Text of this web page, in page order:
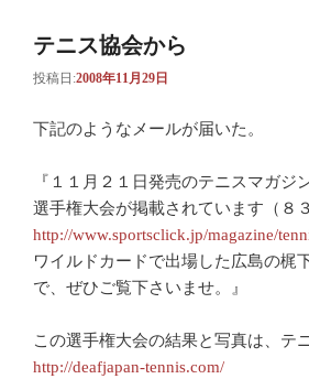
テニス協会から
投稿日:2008年11月29日
下記のようなメールが届いた。
『１１月２１日発売のテニスマガ
選手権大会が掲載されています（８
http://www.sportsclick.jp/magazine/
ワイルドカードで出場した広島の梶
で、ぜひご覧下さいませ。』
この選手権大会の結果と写真は、テ
http://deafjapan-tennis.com/